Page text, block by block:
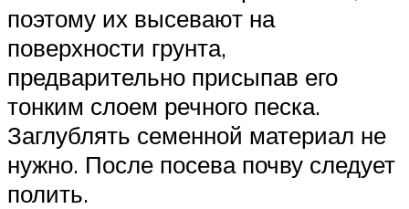
поэтому их высевают на
поверхности грунта,
предварительно присыпав его
тонким слоем речного песка.
Заглублять семенной материал не
нужно. После посева почву следует
полить.